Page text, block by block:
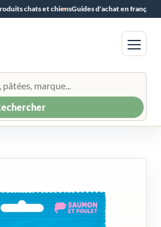
chats et chiensGuides d'achat en français
Menu